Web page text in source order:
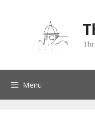
springen
Menü